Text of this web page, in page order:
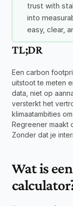
trust with
into
easy, clear,
TL;DR
Een carbon
uitstoot te meten
data, niet op
versterkt het
klimaatambities
Regreener maakt
Zonder dat je
Wat is